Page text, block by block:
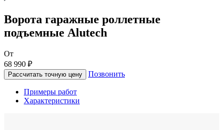
Ворота гаражные роллетные
подъемные Alutech
От
68 990 ₽
Рассчитать точную цену Позвонить
Примеры работ
Характеристики